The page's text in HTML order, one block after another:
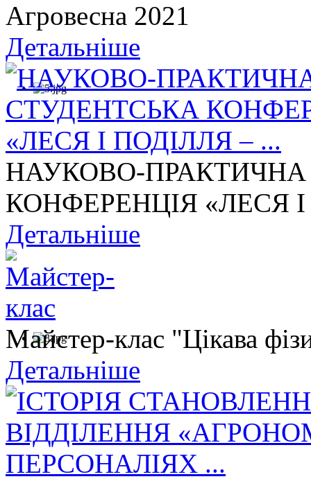
Агровесна 2021
Детальніше
НАУКОВО-
КОНФЕРЕНЦІЯ «ЛЕСЯ І
Детальніше
Майстер-клас "Цікава
Детальніше